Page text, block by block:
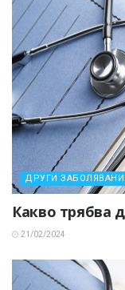
ДРУГИ
Какво трябва
21/02/2024